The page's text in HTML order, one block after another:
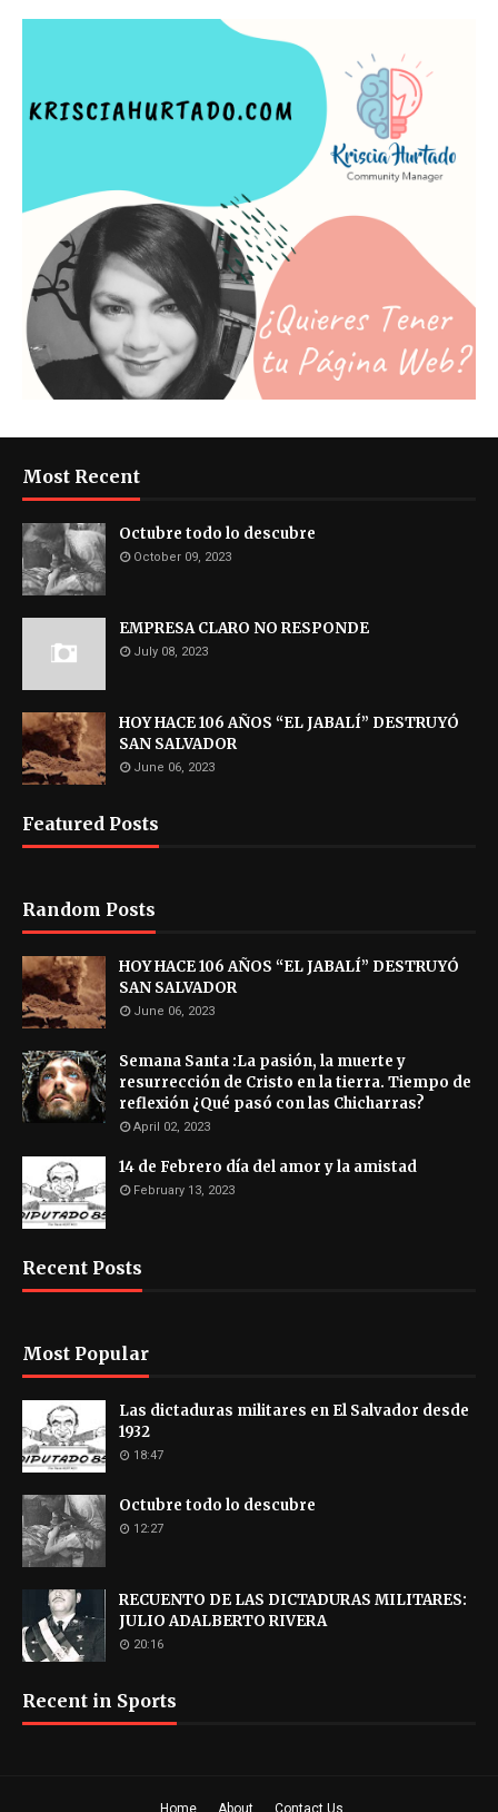
Most Recent
Octubre todo lo descubre
October 09, 2023
EMPRESA CLARO NO RESPONDE
July 08, 2023
HOY HACE 106 AÑOS “EL JABALÍ” DESTRUYÓ
SAN SALVADOR
June 06, 2023
Featured Posts
Random Posts
HOY HACE 106 AÑOS “EL JABALÍ” DESTRUYÓ
SAN SALVADOR
June 06, 2023
Semana Santa :La pasión, la muerte y
resurrección de Cristo en la tierra. Tiempo de
reflexión ¿Qué pasó con las Chicharras?
April 02, 2023
14 de Febrero día del amor y la amistad
February 13, 2023
Recent Posts
Most Popular
Las dictaduras militares en El Salvador desde
1932
18:47
Octubre todo lo descubre
12:27
RECUENTO DE LAS DICTADURAS MILITARES:
JULIO ADALBERTO RIVERA
20:16
Recent in Sports
Home About Contact Us